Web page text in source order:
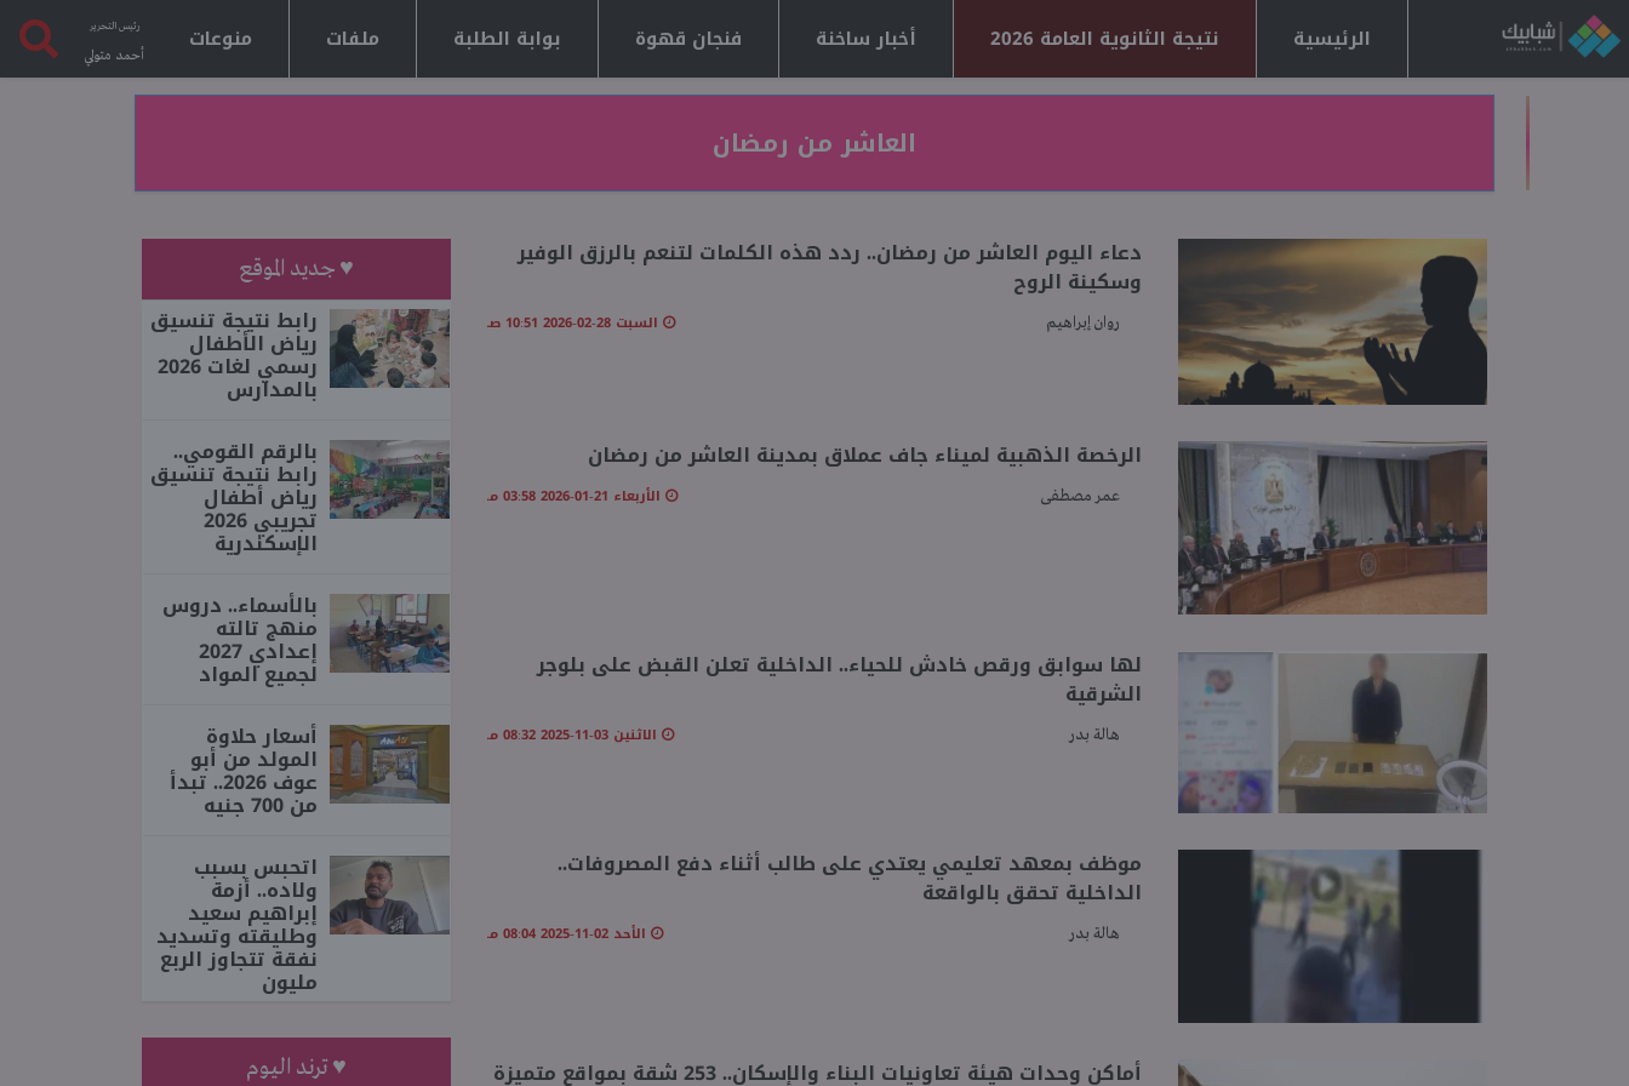
الرئيسية نتيجة الثانوية العامة 2026 أخبار ساخنة فنجان قهوة بوابة الطلبة ملفات منوعات رئيس التحرير
أحمد متولي
العاشر من رمضان
دعاء اليوم العاشر من رمضان.. ردد هذه الكلمات لتنعم بالرزق الوفير
وسكينة الروح
روان إبراهيم السبت 28-02-2026 10:51 صـ
الرخصة الذهبية لميناء جاف عملاق بمدينة العاشر من رمضان
عمر مصطفى الأربعاء 21-01-2026 03:58 مـ
لها سوابق ورقص خادش للحياء.. الداخلية تعلن القبض على بلوجر
الشرقية
هالة بدر الاثنين 03-11-2025 08:32 مـ
موظف بمعهد تعليمي يعتدي على طالب أثناء دفع المصروفات..
الداخلية تحقق بالواقعة
هالة بدر الأحد 02-11-2025 08:04 مـ
أماكن وحدات هيئة تعاونيات البناء والإسكان.. 253 شقة بمواقع متميزة
♥ جديد الموقع
رابط نتيجة تنسيق
رياض الأطفال
رسمي لغات 2026
بالمدارس
بالرقم القومي..
رابط نتيجة تنسيق
رياض أطفال
تجريبي 2026
الإسكندرية
بالأسماء.. دروس
منهج تالته
إعدادي 2027
لجميع المواد
أسعار حلاوة
المولد من أبو
عوف 2026.. تبدأ
من 700 جنيه
اتحبس بسبب
ولاده.. أزمة
إبراهيم سعيد
وطليقته وتسديد
نفقة تتجاوز الربع
مليون
♥ ترند اليوم